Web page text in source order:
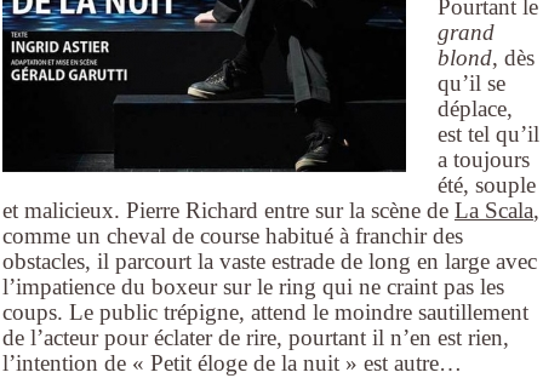
Pourtant le
grand
blond, dès
qu’il se
déplace,
est tel qu’il
a toujours
été, souple
et malicieux. Pierre Richard entre sur la scène de La Scala,
comme un cheval de course habitué à franchir des
obstacles, il parcourt la vaste estrade de long en large avec
l’impatience du boxeur sur le ring qui ne craint pas les
coups. Le public trépigne, attend le moindre sautillement
de l’acteur pour éclater de rire, pourtant il n’en est rien,
l’intention de « Petit éloge de la nuit » est autre…